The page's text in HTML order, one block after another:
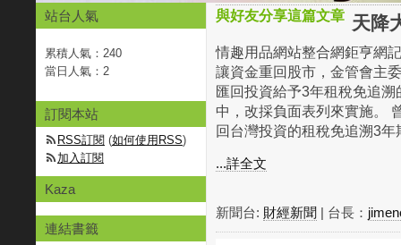
與好友分享這篇文章 天降
情趣用品網站整合網鉅亨網
讓資金重回股市，金管會主
匯回投資給予3年租稅免追
中，改採負面表列來實施。
回台灣投資的租稅免追溯3年
...詳全文
新聞台: 財經新聞 | 台長：
站台人氣
累積人氣： 240
當日人氣： 2
訂閱本站
RSS訂閱 (如何使用RSS)
加入訂閱
Kaza
連結書籤